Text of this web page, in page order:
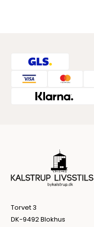
Torvet 3
DK-9492 Blokhus